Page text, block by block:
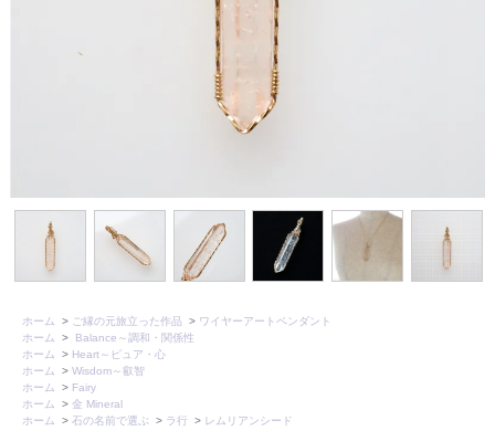
ホーム > ご縁の元旅立った作品 > ワイヤーアートペンダント
ホーム
>
Balance～調和・関係性
ホーム
> Heart～ピュア・心
ホーム
> Wisdom～叡智
ホーム
> Fairy
ホーム
> 金 Mineral
ホーム
> 石の名前で選ぶ > ラ行 > レムリアンシード